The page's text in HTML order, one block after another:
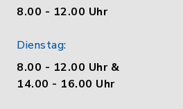
8.00 - 12.00 Uhr
Dienstag:
8.00 - 12.00 Uhr &
14.00 - 16.00 Uhr